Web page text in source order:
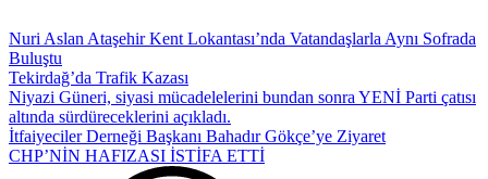
Nuri Aslan Ataşehir Kent Lokantası’nda Vatandaşlarla Aynı Sofrada
Buluştu
Tekirdağ’da Trafik Kazası
Niyazi Güneri, siyasi mücadelelerini bundan sonra YENİ Parti çatısı
altında sürdüreceklerini açıkladı.
İtfaiyeciler Derneği Başkanı Bahadır Gökçe’ye Ziyaret
CHP’NİN HAFIZASI İSTİFA ETTİ